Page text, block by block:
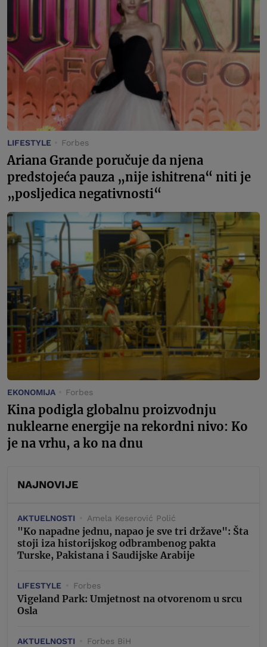
LIFESTYLE Forbes
Ariana Grande poručuje da njena
predstojeća pauza „nije ishitrena“ niti je
„posljedica negativnosti“
EKONOMIJA Forbes
Kina podigla globalnu proizvodnju
nuklearne energije na rekordni nivo: Ko
je na vrhu, a ko na dnu
NAJNOVIJE
AKTUELNOSTI Amela Keserović Polić
"Ko napadne jednu, napao je sve tri države": Šta
stoji iza historijskog odbrambenog pakta
Turske, Pakistana i Saudijske Arabije
LIFESTYLE Forbes
Vigeland Park: Umjetnost na otvorenom u srcu
Osla
AKTUELNOSTI Forbes BiH